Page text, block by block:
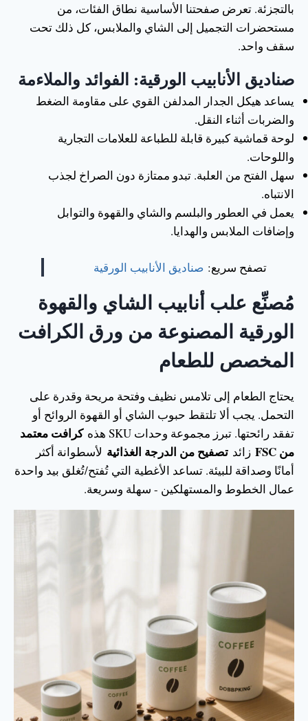
بالتجزئة. تعرض صفحتنا الأساسية نطاق الفئات، من
مستحضرات التجميل إلى الشاي والملابس، كل ذلك تحت
سقف واحد.
صناديق الأنابيب الورقية: الفوائد والملاءمة
يساعد هيكل الجدار المدلفن القوي على مقاومة الضغط
والضربات أثناء النقل.
لوحة قماشية كبيرة قابلة للطباعة للعلامات التجارية
واللوحات.
سهل الفتح من العلبة. تبدو ممتازة دون الصراخ لجذب
الانتباه.
يعمل في العطور والبلسم والشاي والقهوة والتوابل
وإضافات الملابس والهدايا.
تصفح سريع: صناديق الأنابيب الورقية
مُصنِّع علب أنابيب الشاي والقهوة
الورقية المصنوعة من ورق الكرافت
المخصص للطعام
يحتاج الطعام إلى تلامس نظيف وفتحة مريحة وقدرة على
التحمل. يجب ألا تلتقط حبوب الشاي أو القهوة الروائح أو
تفقد رائحتها. تبرز مجموعة وحدات SKU هذه
كرافت معتمد
من FSC
زائد تصفيح من الدرجة الغذائية لأسطوانة أكثر
أمانًا وصداقة للبيئة. تساعد الأغطية التي تُفتح/تُغلق بيد واحدة
عمال الخطوط والمستهلكين - سهلة وسريعة.